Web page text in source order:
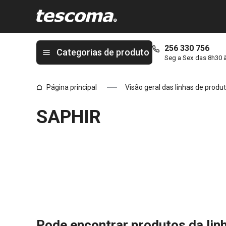
Categorias de produto 256 330 756
Seg a Sex das 8h30
Página principal Visão geral das linhas de
SAPHIR